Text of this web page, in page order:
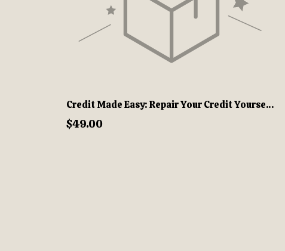
Credit Made Easy: Repair Your Credit Yourself — Step-by-Step
$49.00